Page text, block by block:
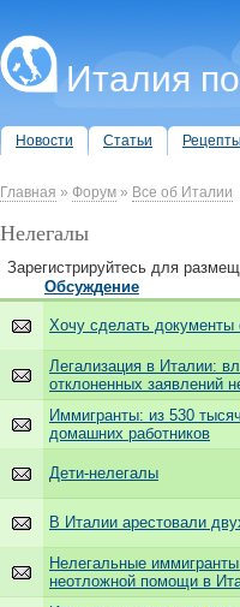
Италия
Новости Статьи Рецепты
Главная » Форум » Все об Италии
Нелегалы
Зарегистрируйтесь для
Обсуждение
Хочу сделать документы
Легализация в Италии:
отклоненных заявлений
Иммигранты: из 530
домашних работников
Дети-нелегалы
В Италии арестовали
Нелегальные
неотложной помощи в